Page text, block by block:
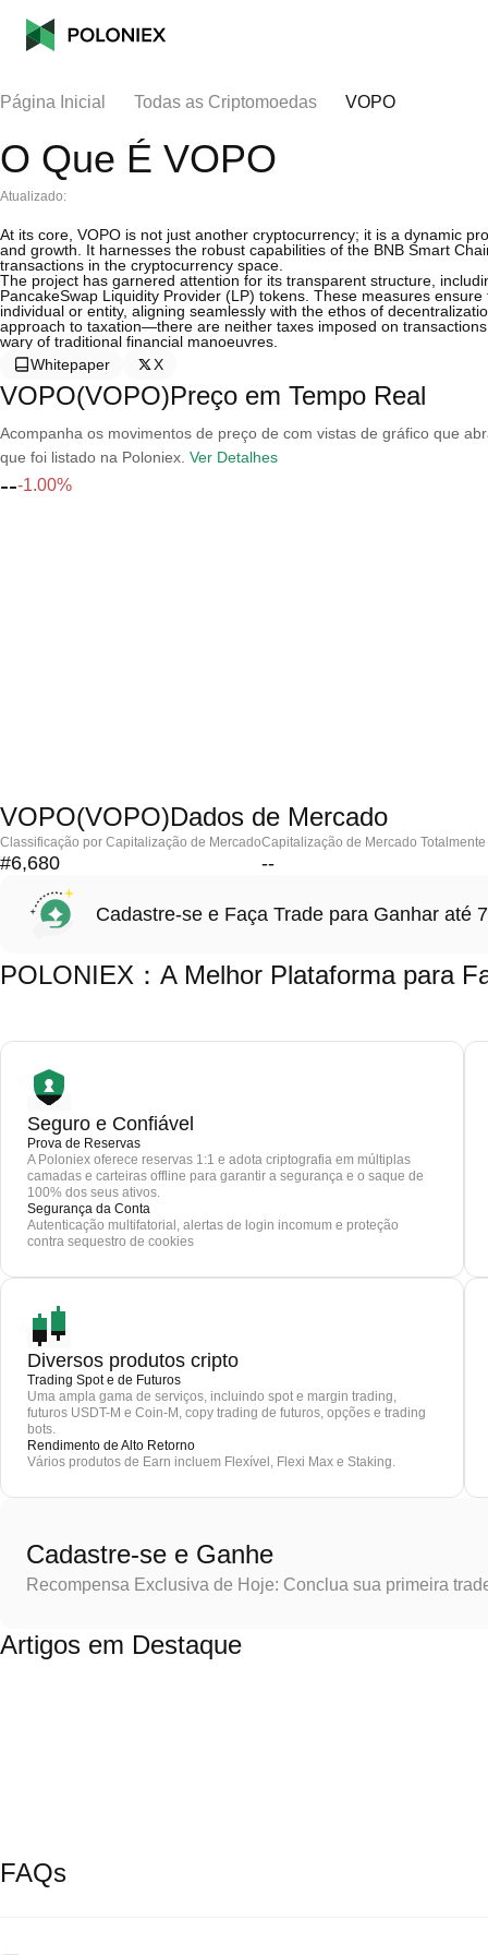
Página Inicial Todas as Criptomoedas VOPO
O Que É VOPO
Atualizado:
At its core, VOPO is not just another cryptocurrency; it is a dynamic
and growth. It harnesses the robust capabilities of the BNB Smart
transactions in the cryptocurrency space.
The project has garnered attention for its transparent structure,
PancakeSwap Liquidity Provider (LP) tokens. These measures
individual or entity, aligning seamlessly with the ethos of
approach to taxation—there are neither taxes imposed on
wary of traditional financial manoeuvres.
Whitepaper
X
VOPO(VOPO)Preço em Tempo Real
Acompanha os movimentos de preço de com vistas de gráfico que
que foi listado na Poloniex. Ver Detalhes
---1.00%
VOPO(VOPO)Dados de Mercado
Classificação por Capitalização de Mercado
#6,680
Capitalização de Mercado
--
Cadastre-se e Faça Trade para Ganhar até
POLONIEX：A Melhor Plataforma para
Seguro e Confiável
Prova de Reservas
A Poloniex oferece reservas 1:1 e adota criptografia em múltiplas
camadas e carteiras offline para garantir a segurança e o saque de
100% dos seus ativos.
Segurança da Conta
Autenticação multifatorial, alertas de login incomum e proteção
contra sequestro de cookies
Diversos produtos cripto
Trading Spot e de Futuros
Uma ampla gama de serviços, incluindo spot e margin trading,
futuros USDT-M e Coin-M, copy trading de futuros, opções e trading
bots.
Rendimento de Alto Retorno
Vários produtos de Earn incluem Flexível, Flexi Max e Staking.
Cadastre-se e Ganhe
Recompensa Exclusiva de Hoje: Conclua sua primeira
Artigos em Destaque
FAQs